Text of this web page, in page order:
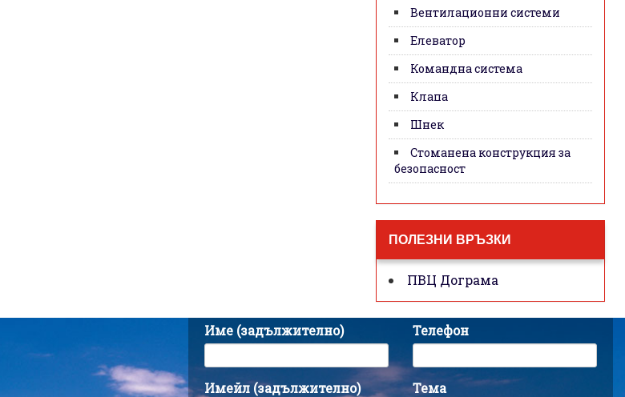
Вентилационни системи
Елеватор
Командна система
Клапа
Шнек
Стоманена конструкция за
безопасност
ПОЛЕЗНИ ВРЪЗКИ
ПВЦ Дограма
Име (задължително)
Имейл (задължително)
Телефон
Тема